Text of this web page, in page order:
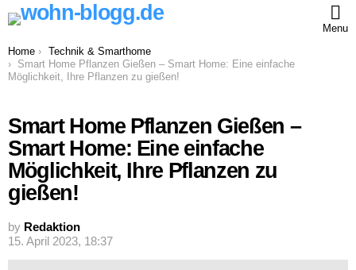
Menu
You are here:
Home
Technik & Smarthome
Smart Home Pflanzen Gießen – Smart Home: Eine einfache
Möglichkeit, Ihre Pflanzen zu gießen!
Smart Home Pflanzen Gießen –
Smart Home: Eine einfache
Möglichkeit, Ihre Pflanzen zu
gießen!
by Redaktion
15. April 2023, 18:37